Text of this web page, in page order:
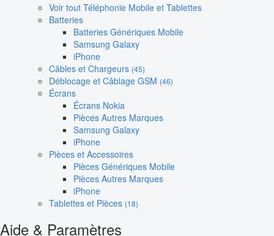
Voir tout Téléphonie Mobile et Tablettes
Batteries
Batteries Génériques Mobile
Samsung Galaxy
iPhone
Câbles et Chargeurs (45)
Déblocage et Câblage GSM (46)
Écrans
Écrans Nokia
Pièces Autres Marques
Samsung Galaxy
iPhone
Pièces et Accessoires
Pièces Génériques Mobile
Pièces Autres Marques
iPhone
Tablettes et Pièces (18)
Aide & Paramètres